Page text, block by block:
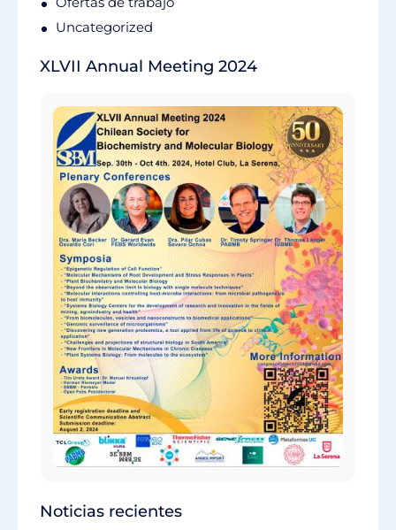
Uncategorized
XLVII Annual Meeting 2024
Noticias recientes